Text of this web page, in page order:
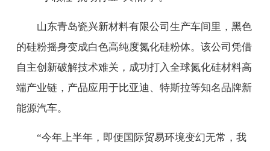
山东青岛瓷兴新材料有限公司生产车间里，黑色
的硅粉摇身变成白色高纯度氮化硅粉体。该公司凭借
自主创新破解技术难关，成功打入全球氮化硅材料高
端产业链，产品应用于比亚迪、特斯拉等知名品牌新
能源汽车。
“今年上半年，即便国际贸易环境变幻无常，我